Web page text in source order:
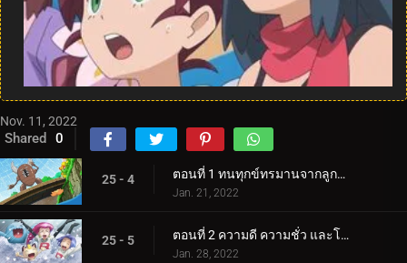
Nov. 11, 2022
Shared 0
25 - 4 ตอนที่ 1 ทนทุกข์ทรมานจากลูกธนูและลูกธนู!
Jan. 21, 2022
25 - 5 ตอนที่ 2 ความดี ความชั่ว และโชคดี!
Jan. 28, 2022